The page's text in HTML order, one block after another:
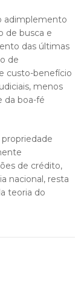
adimplemento
de busca e
das últimas
de
custo-benefício
menos
da boa-fé
de crédito,
nacional, resta
teoria do